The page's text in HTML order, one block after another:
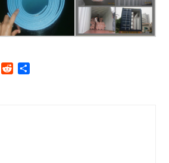
LinkedInReddit